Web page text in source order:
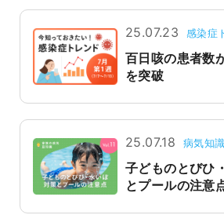
25.07.23 感染症
百日咳の患者数
を突破
25.07.18 病気知識
子どものとび
とプールの注意